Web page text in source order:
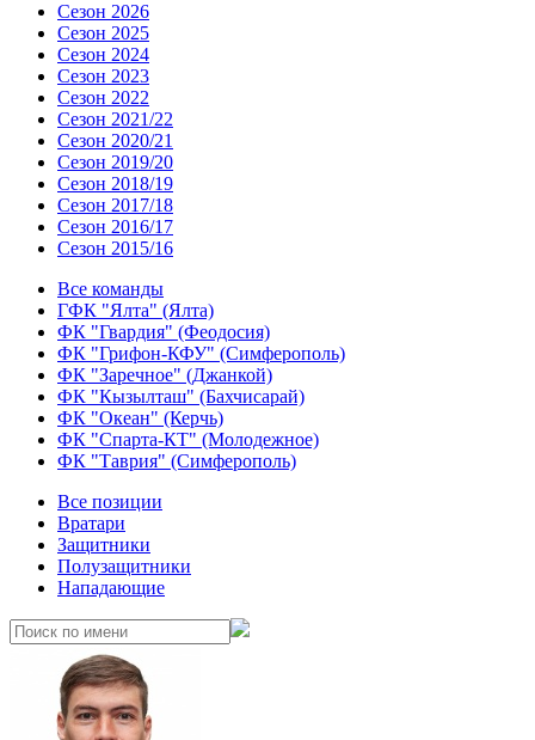
Сезон 2026
Сезон 2025
Сезон 2024
Сезон 2023
Сезон 2022
Сезон 2021/22
Сезон 2020/21
Сезон 2019/20
Сезон 2018/19
Сезон 2017/18
Сезон 2016/17
Сезон 2015/16
Все команды
ГФК "Ялта" (Ялта)
ФК "Гвардия" (Феодосия)
ФК "Грифон-КФУ" (Симферополь)
ФК "Заречное" (Джанкой)
ФК "Кызылташ" (Бахчисарай)
ФК "Океан" (Керчь)
ФК "Спарта-КТ" (Молодежное)
ФК "Таврия" (Симферополь)
Все позиции
Вратари
Защитники
Полузащитники
Нападающие